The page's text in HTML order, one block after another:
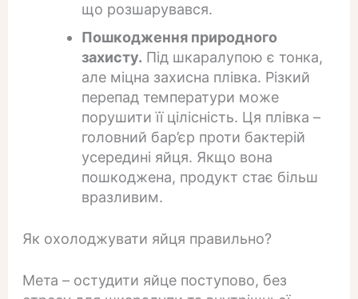
що розшарувався.
Пошкодження природного
захисту. Під шкаралупою є тонка,
але міцна захисна плівка. Різкий
перепад температури може
порушити її цілісність. Ця плівка –
головний бар’єр проти бактерій
усередині яйця. Якщо вона
пошкоджена, продукт стає більш
вразливим.
Як охолоджувати яйця правильно?
Мета – остудити яйце поступово, без